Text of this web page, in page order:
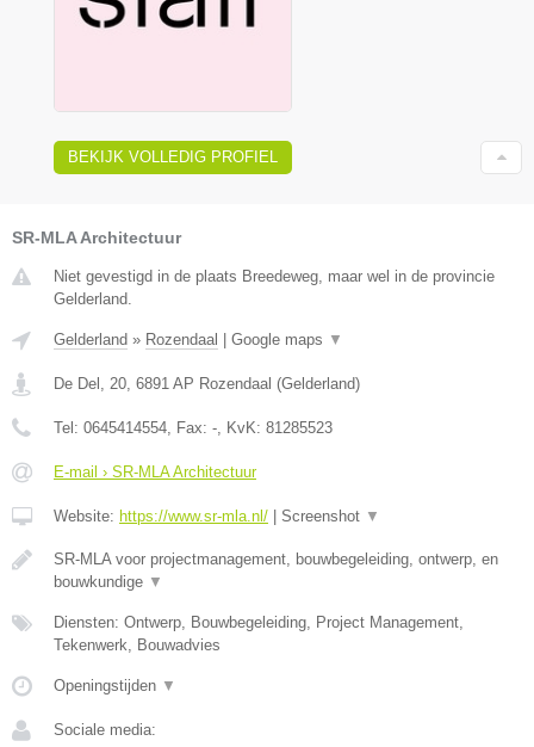
BEKIJK VOLLEDIG PROFIEL
SR-MLA Architectuur
Niet gevestigd in de plaats Breedeweg, maar wel in de provincie
Gelderland.
Gelderland » Rozendaal Google maps ▼
De Del, 20, 6891 AP Rozendaal (Gelderland)
Tel: 0645414554, Fax: -, KvK: 81285523
E-mail › SR-MLA Architectuur
Website: https://www.sr-mla.nl/ Screenshot ▼
SR-MLA voor projectmanagement, bouwbegeleiding, ontwerp, en
bouwkundige ▼
Diensten: Ontwerp, Bouwbegeleiding, Project Management,
Tekenwerk, Bouwadvies
Openingstijden ▼
Sociale media: